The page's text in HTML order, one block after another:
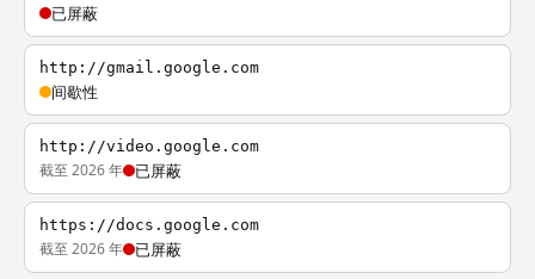
已屏蔽
http://gmail.google.com
间歇性
http://video.google.com
截至 2026 年 已屏蔽
https://docs.google.com
截至 2026 年 已屏蔽